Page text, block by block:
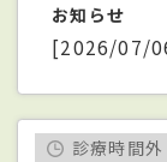
お知らせ
[2026/07/
診療時間外